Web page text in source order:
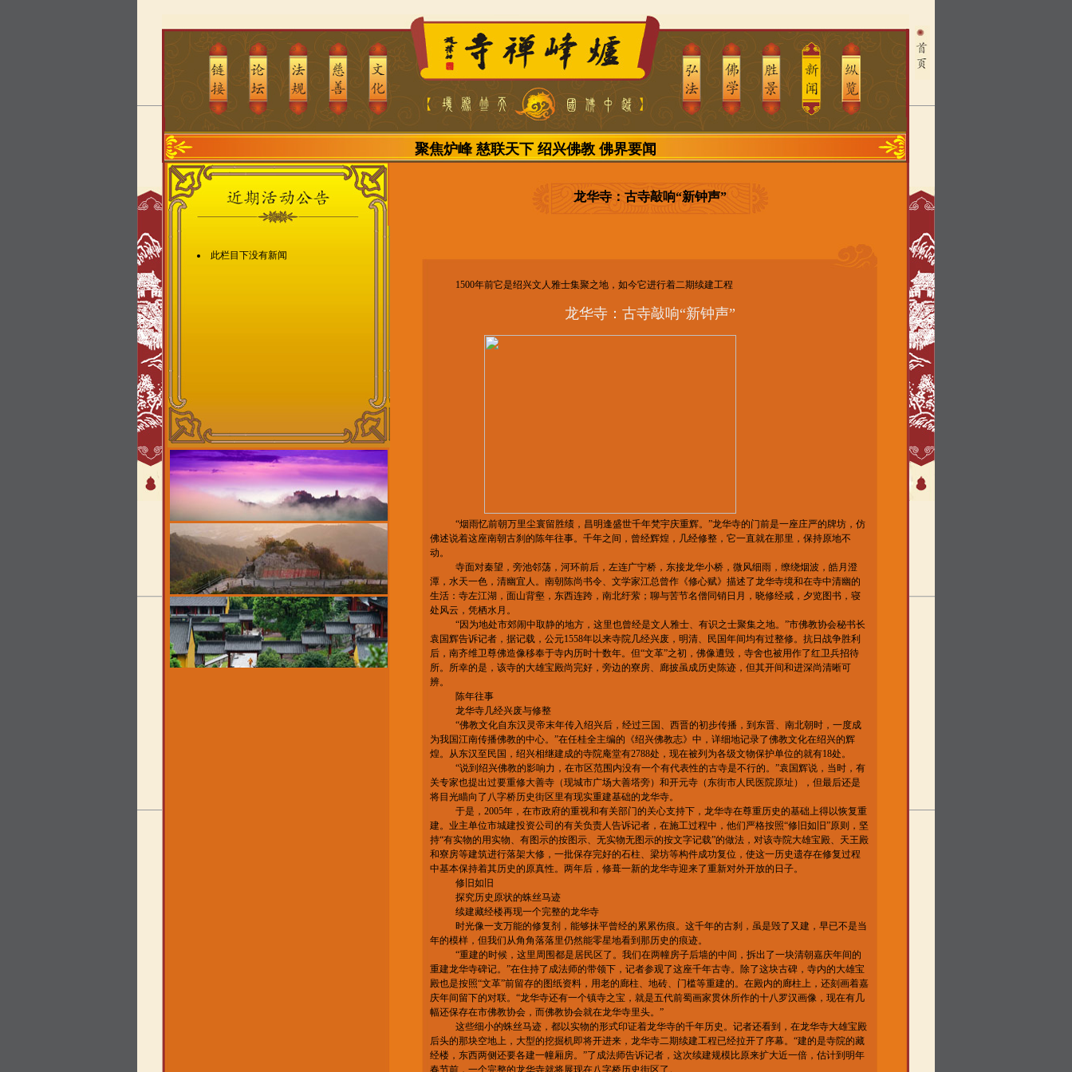
聚焦炉峰 慈联天下 绍兴佛教 佛界要闻
此栏目下没有新闻
龙华寺：古寺敲响“新钟声”
1500年前它是绍兴文人雅士集聚之地，如今它进行着二期续建工程
龙华寺：古寺敲响“新钟声”
“烟雨忆前朝万里尘寰留胜绩，昌明逢盛世千年梵宇庆重辉。”龙华寺的门前是一座庄严的牌坊，仿
佛述说着这座南朝古刹的陈年往事。千年之间，曾经辉煌，几经修整，它一直就在那里，保持原地不
动。
寺面对秦望，旁池邻荡，河环前后，左连广宁桥，东接龙华小桥，微风细雨，缭绕烟波，皓月澄
潭，水天一色，清幽宜人。南朝陈尚书令、文学家江总曾作《修心赋》描述了龙华寺境和在寺中清幽的
生活：寺左江湖，面山背壑，东西连跨，南北纡萦；聊与苦节名僧同销日月，晓修经戒，夕览图书，寝
处风云，凭栖水月。
“因为地处市郊闹中取静的地方，这里也曾经是文人雅士、有识之士聚集之地。”市佛教协会秘书长
袁国辉告诉记者，据记载，公元1558年以来寺院几经兴废，明清、民国年间均有过整修。抗日战争胜利
后，南齐维卫尊佛造像移奉于寺内历时十数年。但“文革”之初，佛像遭毁，寺舍也被用作了红卫兵招待
所。所幸的是，该寺的大雄宝殿尚完好，旁边的寮房、廊披虽成历史陈迹，但其开间和进深尚清晰可
辨。
陈年往事
龙华寺几经兴废与修整
“佛教文化自东汉灵帝末年传入绍兴后，经过三国、西晋的初步传播，到东晋、南北朝时，一度成
为我国江南传播佛教的中心。”在任桂全主编的《绍兴佛教志》中，详细地记录了佛教文化在绍兴的辉
煌。从东汉至民国，绍兴相继建成的寺院庵堂有2788处，现在被列为各级文物保护单位的就有18处。
“说到绍兴佛教的影响力，在市区范围内没有一个有代表性的古寺是不行的。”袁国辉说，当时，有
关专家也提出过要重修大善寺（现城市广场大善塔旁）和开元寺（东街市人民医院原址），但最后还是
将目光瞄向了八字桥历史街区里有现实重建基础的龙华寺。
于是，2005年，在市政府的重视和有关部门的关心支持下，龙华寺在尊重历史的基础上得以恢复重
建。业主单位市城建投资公司的有关负责人告诉记者，在施工过程中，他们严格按照“修旧如旧”原则，坚
持“有实物的用实物、有图示的按图示、无实物无图示的按文字记载”的做法，对该寺院大雄宝殿、天王殿
和寮房等建筑进行落架大修，一批保存完好的石柱、梁坊等构件成功复位，使这一历史遗存在修复过程
中基本保持着其历史的原真性。两年后，修葺一新的龙华寺迎来了重新对外开放的日子。
修旧如旧
探究历史原状的蛛丝马迹
续建藏经楼再现一个完整的龙华寺
时光像一支万能的修复剂，能够抹平曾经的累累伤痕。这千年的古刹，虽是毁了又建，早已不是当
年的模样，但我们从角角落落里仍然能零星地看到那历史的痕迹。
“重建的时候，这里周围都是居民区了。我们在两幢房子后墙的中间，拆出了一块清朝嘉庆年间的
重建龙华寺碑记。”在住持了成法师的带领下，记者参观了这座千年古寺。除了这块古碑，寺内的大雄宝
殿也是按照“文革”前留存的图纸资料，用老的廊柱、地砖、门槛等重建的。在殿内的廊柱上，还刻画着嘉
庆年间留下的对联。“龙华寺还有一个镇寺之宝，就是五代前蜀画家贯休所作的十八罗汉画像，现在有几
幅还保存在市佛教协会，而佛教协会就在龙华寺里头。”
这些细小的蛛丝马迹，都以实物的形式印证着龙华寺的千年历史。记者还看到，在龙华寺大雄宝殿
后头的那块空地上，大型的挖掘机即将开进来，龙华寺二期续建工程已经拉开了序幕。“建的是寺院的藏
经楼，东西两侧还要各建一幢厢房。”了成法师告诉记者，这次续建规模比原来扩大近一倍，估计到明年
春节前，一个完整的龙华寺就将展现在八字桥历史街区了。